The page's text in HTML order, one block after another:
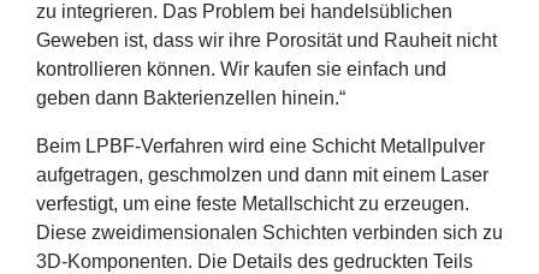
zu integrieren. Das Problem bei handelsüblichen
Geweben ist, dass wir ihre Porosität und Rauheit nicht
kontrollieren können. Wir kaufen sie einfach und
geben dann Bakterienzellen hinein.“
Beim LPBF-Verfahren wird eine Schicht Metallpulver
aufgetragen, geschmolzen und dann mit einem Laser
verfestigt, um eine feste Metallschicht zu erzeugen.
Diese zweidimensionalen Schichten verbinden sich zu
3D-Komponenten. Die Details des gedruckten Teils